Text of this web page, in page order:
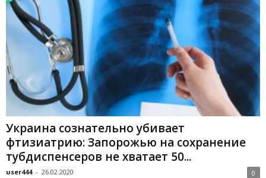
Украина сознательно убивает
фтизиатрию: Запорожью на сохранение
тубдиспенсеров не хватает 50...
user444 - 26.02.2020 0